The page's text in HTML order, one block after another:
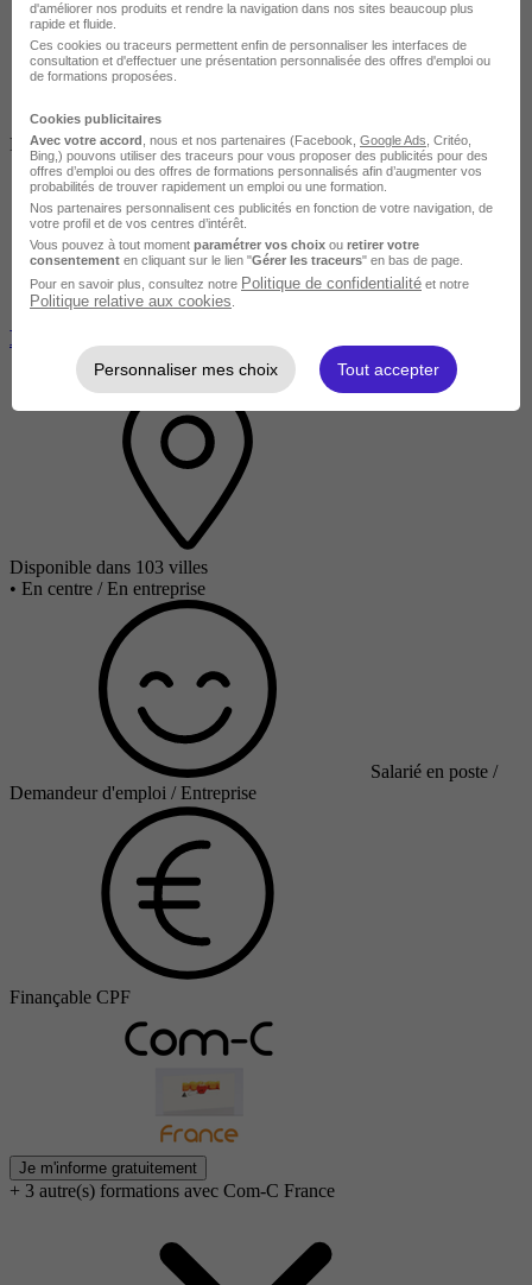
Fermer
BILAN DE COMPETENCES 24 h
Disponible dans 103 villes
• En centre / En entreprise
Salarié en poste /
Demandeur d'emploi / Entreprise
Finançable CPF
Je m'informe gratuitement
+ 3 autre(s) formations avec Com-C France
d'améliorer nos produits et rendre la navigation dans nos sites beaucoup plus
rapide et fluide.
Ces cookies ou traceurs permettent enfin de personnaliser les interfaces de
consultation et d'effectuer une présentation personnalisée des offres d'emploi ou
de formations proposées.
Cookies publicitaires
Avec votre accord , nous et nos partenaires (Facebook, Google Ads , Critéo,
Bing,) pouvons utiliser des traceurs pour vous proposer des publicités pour des
offres d’emploi ou des offres de formations personnalisés afin d’augmenter vos
probabilités de trouver rapidement un emploi ou une formation.
Nos partenaires personnalisent ces publicités en fonction de votre navigation, de
votre profil et de vos centres d’intérêt.
Vous pouvez à tout moment paramétrer vos choix ou retirer votre
consentement en cliquant sur le lien "Gérer les traceurs" en bas de page.
Pour en savoir plus, consultez notre Politique de confidentialité et notre
Politique relative aux cookies
Personnaliser mes choix Tout accepter